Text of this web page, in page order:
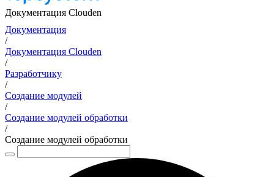
Документация Clouden
Документация
/
Документация Clouden
/
Разработчику
/
Создание модулей
/
Создание модулей обработки
/
Создание модулей обработки